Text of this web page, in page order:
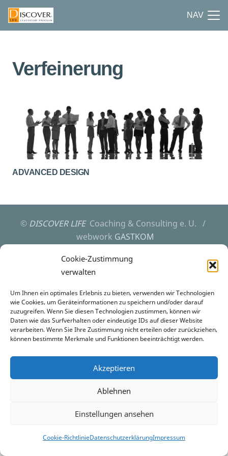
Cookie-Zustimmung
verwalten
Um Ihnen ein optimales Erlebnis zu bieten, verwenden wir Technologien
wie Cookies, um Geräteinformationen zu speichern und/oder darauf
zuzugreifen. Wenn Sie diesen Technologien zustimmen, können wir
Daten wie das Surfverhalten oder eindeutige IDs auf dieser Website
verarbeiten. Wenn Sie Ihre Zustimmung nicht erteilen oder zurückziehen,
können bestimmte Merkmale und Funktionen beeinträchtigt werden.
Akzeptieren
Ablehnen
Einstellungen ansehen
Cookie-RichtlinieDatenschutzerklärungImpressum
NAV
Verfeinerung
ADVANCED DESIGN
© DISCOVER LIFE Coaching & Consulting e. U. /
webwork GASTKOM
Datenschutzerklärung
Impressum